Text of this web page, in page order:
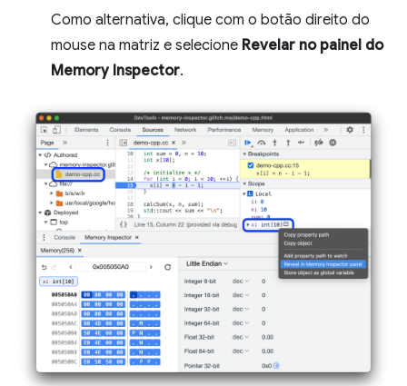
Como alternativa, clique com o botão direito do
mouse na matriz e selecione Revelar no painel do
Memory Inspector.